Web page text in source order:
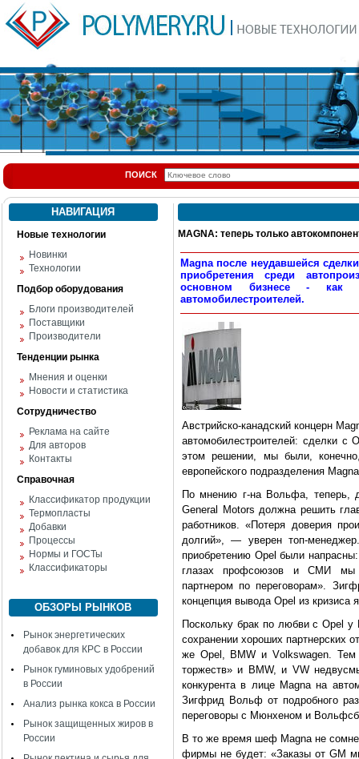
ПОИСК
НАВИГАЦИЯ
Новые технологии
Новинки
Технологии
Подбор оборудования
Блоги производителей
Поставщики
Производители
Тенденции рынка
Мнения и оценки
Новости и статистика
Сотрудничество
Реклама на сайте
Для авторов
Контакты
Справочная
Классификатор продукции
Термопласты
Добавки
Процессы
Нормы и ГОСТы
Классификаторы
ОБЗОРЫ РЫНКОВ
Рынок энергетических
добавок для КРС в России
Рынок гуминовых удобрений
в России
Анализ рынка кокса в России
Рынок защищенных жиров в
России
MAGNA: теперь только
Magna после неудавшейся
приобретения среди
основном бизнесе - как
автомобилестроителей.
Австрийско-канадский концерн
автомобилестроителей: сделки
этом решении, мы были,
европейского подразделения
По мнению г-на Вольфа, теперь,
General Motors должна решить
работников. «Потеря доверия
долгий», — уверен топ-
приобретению Opel были
глазах профсоюзов и СМИ мы
партнером по переговорам».
концепция вывода Opel из кризиса
Поскольку брак по любви с Opel у
сохранении хороших партнерских
же Opel, BMW и Vоlkswagen. Тем
торжеств» и BMW, и VW
конкурента в лице Мagna на
Зигфрид Вольф от подробного
переговоры с Мюнхеном и
В то же время шеф Magna не
фирмы не будет: «Заказы от GM